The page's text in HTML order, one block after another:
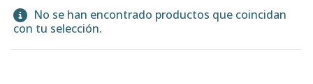
No se han encontrado productos que coincidan
con tu selección.